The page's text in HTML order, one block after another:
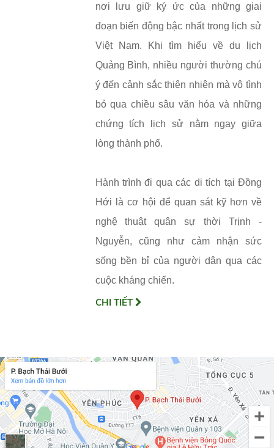
nơi lưu giữ ký ức của những giai
đoạn biến động bậc nhất trong lịch sử
Việt Nam. Khi tìm hiểu về du lịch
Quảng Bình, nhiều người thường chú
ý đến cảnh sắc thiên nhiên mà vô tình
bỏ qua chiều sâu văn hóa và những
chứng tích lịch sử nằm ngay giữa
lòng thành phố.
Hành trình đi qua các di tích tại Đồng
Hới là cơ hội để quan sát kỹ hơn về
nghệ thuật quân sự thời Trịnh -
Nguyễn, cũng như cảm nhận sức
sống bền bỉ của người dân qua các
cuộc kháng chiến.
CHI TIẾT